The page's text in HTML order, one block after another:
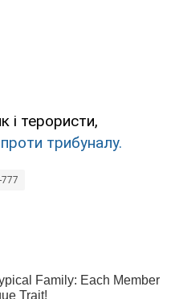
і терористи,
трибуналу.